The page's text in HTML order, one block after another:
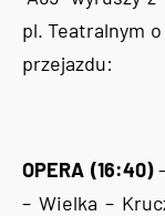
pl. Teatralnym
przejazdu:
OPERA (16:40)
– Wielka –